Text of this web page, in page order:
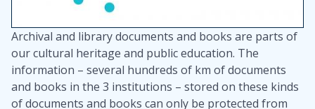
Archival and library documents and books are parts of
our cultural heritage and public education. The
information – several hundreds of km of documents
and books in the 3 institutions – stored on these kinds
of documents and books can only be protected from